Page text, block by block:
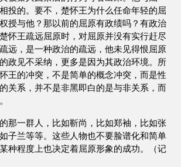
投的。要不，楚怀王为什么任命年轻的屈
授与他？那以前的屈原有政绩吗？有政治
怀王疏远屈原时，对屈原并没有实行赶尽
远，是一种政治的疏远，他未见得恨屈原
政见不采纳，更多是因为其政治环境。所
王的冲突，不是简单的概念冲突，而是性
关系，并不是非黑即白的是与非关系，而
那一群人，比如靳尚，比如郑袖，比如张
子兰等等。这些人物也不要脸谱化和简单
种程度上也决定着屈原形象的成功。（记